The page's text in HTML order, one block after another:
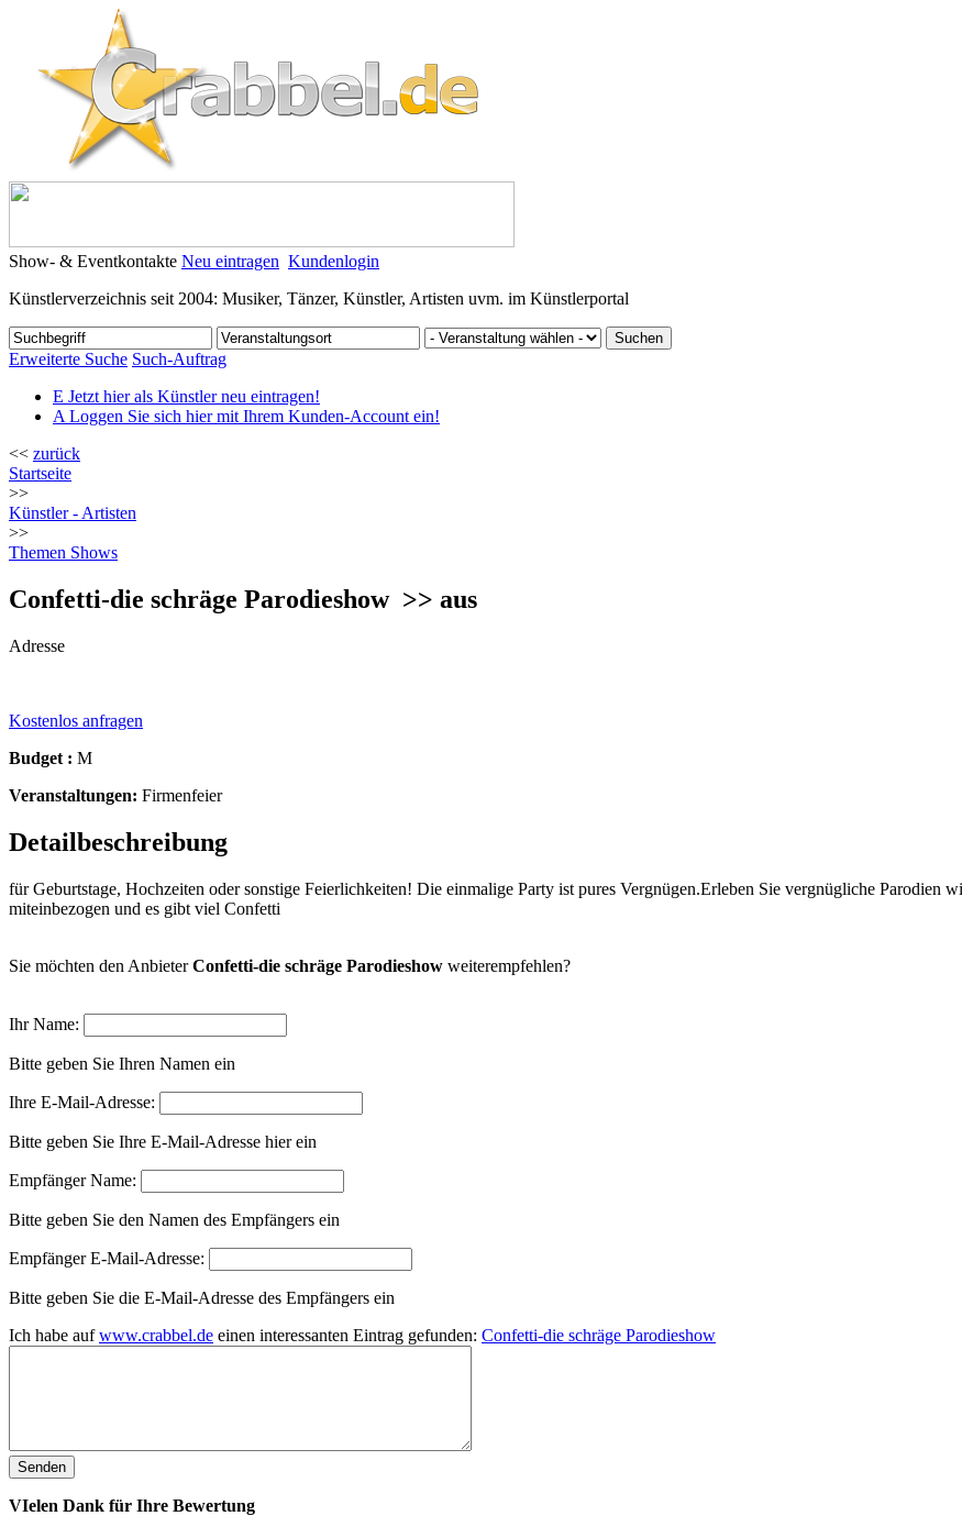
Show- & Eventkontakte Neu eintragen Kundenlogin
Künstlerverzeichnis seit 2004: Musiker, Tänzer, Künstler, Artisten uvm. im Künstlerportal
Erweiterte Suche Such-Auftrag
E Jetzt hier als Künstler neu eintragen!
A Loggen Sie sich hier mit Ihrem Kunden-Account ein!
<< zurück
Startseite
>>
Künstler - Artisten
>>
Themen Shows
Confetti-die schräge Parodieshow >> aus
Adresse
Kostenlos anfragen
Budget : M
Veranstaltungen: Firmenfeier
Detailbeschreibung
für Geburtstage, Hochzeiten oder sonstige Feierlichkeiten! Die einmalige Party ist pures Vergnügen.Erleben Sie vergnügliche Parodien
miteinbezogen und es gibt viel Confetti
Sie möchten den AnbieterConfetti-die schräge Parodieshow weiterempfehlen?
Ihr Name:
Bitte geben Sie Ihren Namen ein
Ihre E-Mail-Adresse:
Bitte geben Sie Ihre E-Mail-Adresse hier ein
Empfänger Name:
Bitte geben Sie den Namen des Empfängers ein
Empfänger E-Mail-Adresse:
Bitte geben Sie die E-Mail-Adresse des Empfängers ein
Ich habe aufwww.crabbel.de einen interessanten Eintrag gefunden: Confetti-die schräge Parodieshow
VIelen Dank für Ihre Bewertung